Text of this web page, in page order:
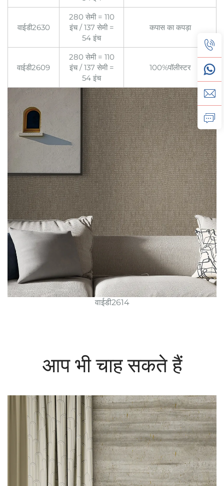
वाईडी2630
280 सेमी = 110
इंच / 137 सेमी =
54 इंच
कपास का कपड़ा
वाईडी2609
280 सेमी = 110
इंच / 137 सेमी =
54 इंच
100%पॉलीस्टर
वाईडी2614
आप भी चाह सकते हैं